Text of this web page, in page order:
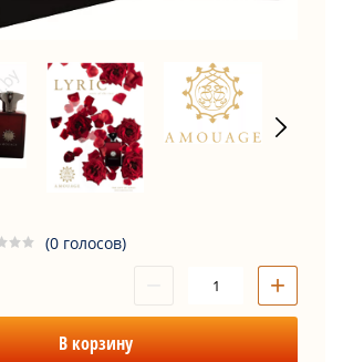
(0 голосов)
+
В корзину